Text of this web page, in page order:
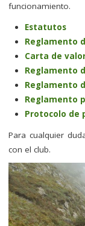
funcionamiento.
Estatutos
Reglamento
Carta de
Reglamento
Reglamento
Reglamento
Protocolo de
Para cualquier
con el club.